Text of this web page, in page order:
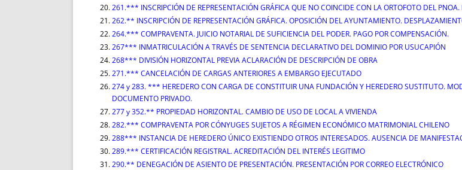
261.*** INSCRIPCIÓN DE REPRESENTACIÓN GRÁFICA QUE NO COINCIDE CON LA ORTOFOTO DEL
262.** INSCRIPCIÓN DE REPRESENTACIÓN GRÁFICA. OPOSICIÓN DEL AYUNTAMIENTO.
264.*** COMPRAVENTA. JUICIO NOTARIAL DE SUFICIENCIA DEL PODER. PAGO POR COMPENSACIÓN.
267*** INMATRICULACIÓN A TRAVÉS DE SENTENCIA DECLARATIVO DEL DOMINIO POR USUCAPIÓN
268*** DIVISIÓN HORIZONTAL PREVIA ACLARACIÓN DE DESCRIPCIÓN DE OBRA
271.*** CANCELACIÓN DE CARGAS ANTERIORES A EMBARGO EJECUTADO
274 y 283. *** HEREDERO CON CARGA DE CONSTITUIR UNA FUNDACIÓN Y HEREDERO SUSTITUTO.
DOCUMENTO PRIVADO.
277 y 352.** PROPIEDAD HORIZONTAL. CAMBIO DE USO DE LOCAL A VIVIENDA
282.*** COMPRAVENTA POR CÓNYUGES SUJETOS A RÉGIMEN ECONÓMICO MATRIMONIAL CHILENO
288*** INSTANCIA DE HEREDERO ÚNICO EXISTIENDO OTROS INTERESADOS. AUSENCIA DE
289.*** CERTIFICACIÓN REGISTRAL. ACREDITACIÓN DEL INTERÉS LEGITIMO
290.** DENEGACIÓN DE ASIENTO DE PRESENTACIÓN. PRESENTACIÓN POR CORREO ELECTRÓNICO